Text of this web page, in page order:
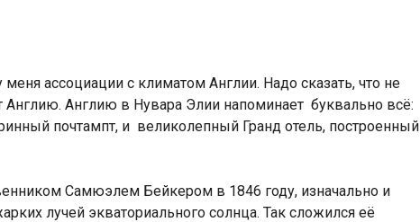
ассоциации с климатом Англии. Надо сказать, что не
Англию в Нувара Элии напоминает буквально всё:
почтампт, и великолепный Гранд отель, построенный
Самюэлем Бейкером в 1846 году, изначально и
лучей экваториального солнца. Так сложился её